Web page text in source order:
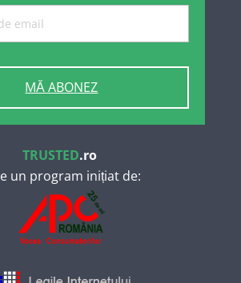
MĂ ABONEZ
TRUSTED.ro
un program inițiat de: